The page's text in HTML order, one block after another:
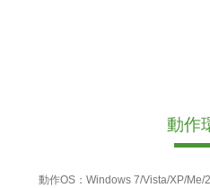
動作
動作OS：Windows 7/Vista/XP/Me/